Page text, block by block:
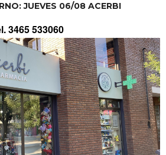
JUEVES 06/08 ACERBI
3465 533060